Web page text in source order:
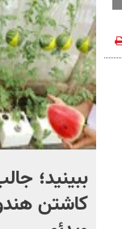
ببینید؛
کاشتن